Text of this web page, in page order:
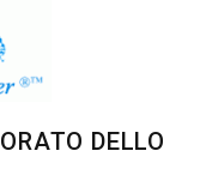
DELLO